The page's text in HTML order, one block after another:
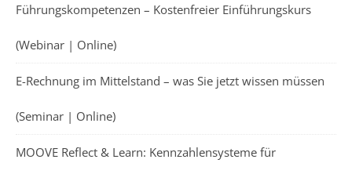
Führungskompetenzen – Kostenfreier Einführungskurs
(Webinar | Online)
E-Rechnung im Mittelstand – was Sie jetzt wissen müssen
(Seminar | Online)
MOOVE Reflect & Learn: Kennzahlensysteme für